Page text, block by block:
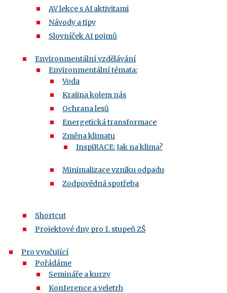
AV lekce s AI aktivitami
Návody a tipy
Slovníček AI pojmů
Environmentální vzdělávání
Environmentální témata:
Voda
Krajina kolem nás
Ochrana lesů
Energetická transformace
Změna klimatu
InspiRACE: Jak na klima?
Minimalizace vzniku odpadu
Zodpovědná spotřeba
Shortcut
Projektové dny pro 1. stupeň ZŠ
Pro vyučující
Pořádáme
Semináře a kurzy
Konference a veletrh